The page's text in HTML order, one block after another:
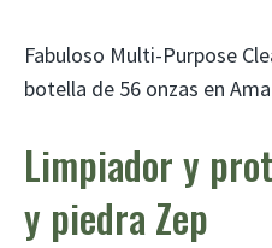
Fabuloso Multi-Purpose
botella de 56 onzas en
Limpiador y
y piedra Zep